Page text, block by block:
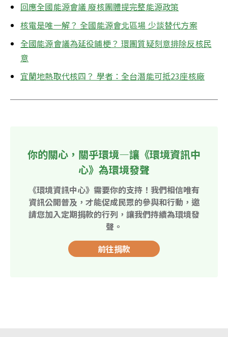
回應全國能源會議 廢核團體提完整能源政策
核電是唯一解？ 全國能源會北區場 少談替代方案
全國能源會議為延役鋪梗？ 環團質疑刻意排除反核民
意
宜蘭地熱取代核四？ 學者：全台潛能可抵23座核廠
你的關心，關乎環境—讓《環境資訊中
心》為環境發聲
《環境資訊中心》需要你的支持！我們相信唯有
資訊公開普及，才能促成民眾的參與和行動，邀
請您加入定期捐款的行列，讓我們持續為環境發
聲。
前往捐款